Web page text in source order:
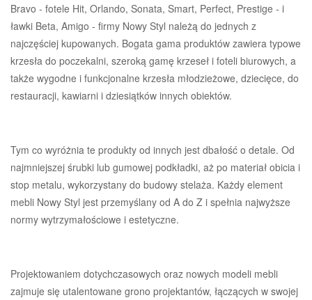
Bravo - fotele Hit, Orlando, Sonata, Smart, Perfect, Prestige - i
ławki Beta, Amigo - firmy Nowy Styl należą do jednych z
najczęściej kupowanych. Bogata gama produktów zawiera typowe
krzesła do poczekalni, szeroką gamę krzeseł i foteli biurowych, a
także wygodne i funkcjonalne krzesła młodzieżowe, dziecięce, do
restauracji, kawiarni i dziesiątków innych obiektów.
Tym co wyróżnia te produkty od innych jest dbałość o detale. Od
najmniejszej śrubki lub gumowej podkładki, aż po materiał obicia i
stop metalu, wykorzystany do budowy stelaża. Każdy element
mebli Nowy Styl jest przemyślany od A do Z i spełnia najwyższe
normy wytrzymałościowe i estetyczne.
Projektowaniem dotychczasowych oraz nowych modeli mebli
zajmuje się utalentowane grono projektantów, łączących w swojej